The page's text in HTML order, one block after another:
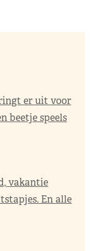
er uit voor
beetje speels
vakantie
En alle